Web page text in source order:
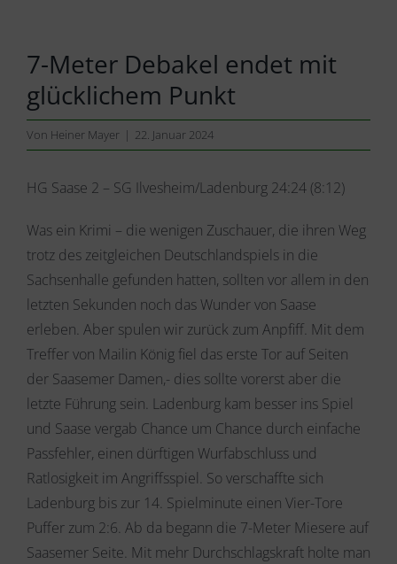
7-Meter Debakel endet mit
glücklichem Punkt
Von Heiner Mayer | 22. Januar 2024
HG Saase 2 – SG Ilvesheim/Ladenburg 24:24 (8:12)
Was ein Krimi – die wenigen Zuschauer, die ihren Weg
trotz des zeitgleichen Deutschlandspiels in die
Sachsenhalle gefunden hatten, sollten vor allem in den
letzten Sekunden noch das Wunder von Saase
erleben. Aber spulen wir zurück zum Anpfiff. Mit dem
Treffer von Mailin König fiel das erste Tor auf Seiten
der Saasemer Damen,- dies sollte vorerst aber die
letzte Führung sein. Ladenburg kam besser ins Spiel
und Saase vergab Chance um Chance durch einfache
Passfehler, einen dürftigen Wurfabschluss und
Ratlosigkeit im Angriffsspiel. So verschaffte sich
Ladenburg bis zur 14. Spielminute einen Vier-Tore
Puffer zum 2:6. Ab da begann die 7-Meter Miesere auf
Saasemer Seite. Mit mehr Durchschlagskraft holte man